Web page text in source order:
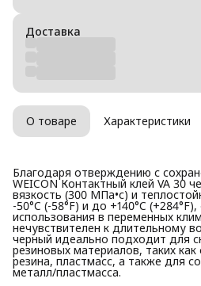
Доставка
О товаре Характеристики
Благодаря отверждению с
WEICON Контактный клей VA 30
вязкость (300 МПа•с) и
-50°C (-58°F) и до +140°C
использования в переменных
нечувствителен к длительному
черный идеально подходит для
резиновых материалов, таких
резина, пластмасс, а также для
металл/пластмасса.